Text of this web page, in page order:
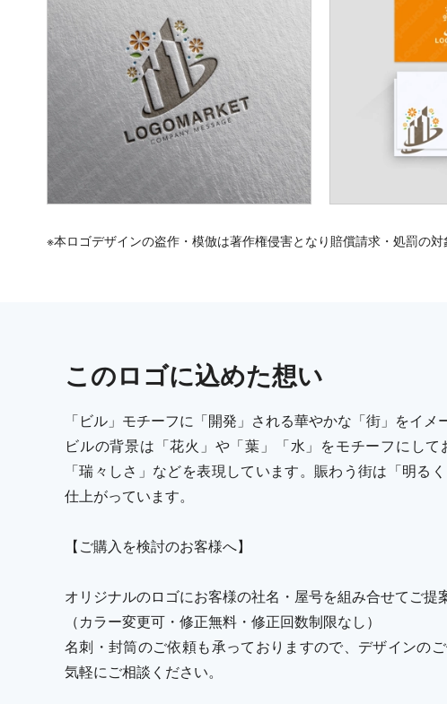
※本ロゴデザインの盗作・模倣は著作権侵害となり賠償請求・処罰の対
このロゴに込めた想い
「ビル」モチーフに「開発」される華やかな「街」をイメ
ビルの背景は「花火」や「葉」「水」をモチーフにして
「瑞々しさ」などを表現しています。賑わう街は「明る
仕上がっています。
【ご購入を検討のお客様へ】
オリジナルのロゴにお客様の社名・屋号を組み合せてご提
（カラー変更可・修正無料・修正回数制限なし）
名刺・封筒のご依頼も承っておりますので、デザインの
気軽にご相談ください。